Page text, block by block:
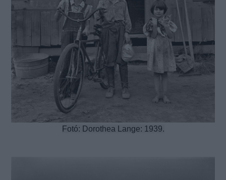
Fotó: Dorothea Lange: 1939.